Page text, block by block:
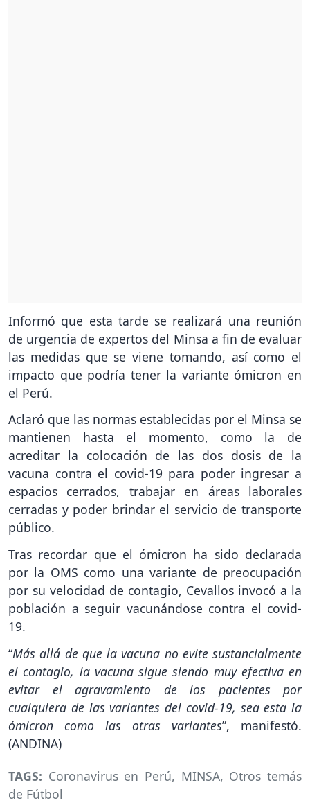
Informó que esta tarde se realizará una reunión
de urgencia de expertos del Minsa a fin de evaluar
las medidas que se viene tomando, así como el
impacto que podría tener la variante ómicron en
el Perú.
Aclaró que las normas establecidas por el Minsa se
mantienen hasta el momento, como la de
acreditar la colocación de las dos dosis de la
vacuna contra el covid-19 para poder ingresar a
espacios cerrados, trabajar en áreas laborales
cerradas y poder brindar el servicio de transporte
público.
Tras recordar que el ómicron ha sido declarada
por la OMS como una variante de preocupación
por su velocidad de contagio, Cevallos invocó a la
población a seguir vacunándose contra el covid-
19.
“Más allá de que la vacuna no evite sustancialmente
el contagio, la vacuna sigue siendo muy efectiva en
evitar el agravamiento de los pacientes por
cualquiera de las variantes del covid-19, sea esta la
ómicron como las otras variantes”, manifestó.
(ANDINA)
TAGS: Coronavirus en Perú, MINSA, Otros temás
de Fútbol